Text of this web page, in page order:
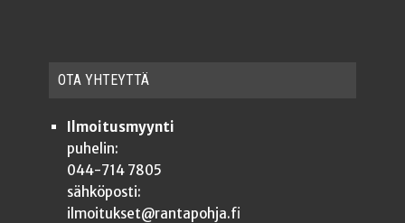
OTA YHTEYT­TÄ
Ilmoitusmyynti
puhelin:
044-714 7805
sähköposti:
ilmoitukset@rantapohja.fi